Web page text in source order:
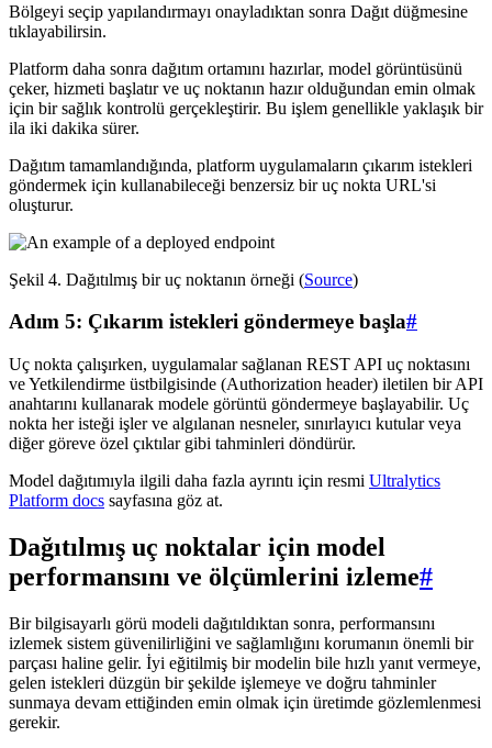
Bölgeyi seçip yapılandırmayı onayladıktan sonra Dağıt düğmesine
tıklayabilirsin.
Platform daha sonra dağıtım ortamını hazırlar, model görüntüsünü
çeker, hizmeti başlatır ve uç noktanın hazır olduğundan emin olmak
için bir sağlık kontrolü gerçekleştirir. Bu işlem genellikle yaklaşık bir
ila iki dakika sürer.
Dağıtım tamamlandığında, platform uygulamaların çıkarım istekleri
göndermek için kullanabileceği benzersiz bir uç nokta URL'si
oluşturur.
Şekil 4. Dağıtılmış bir uç noktanın örneği (Source)
Adım 5: Çıkarım istekleri göndermeye başla#
Uç nokta çalışırken, uygulamalar sağlanan REST API uç noktasını
ve Yetkilendirme üstbilgisinde (Authorization header) iletilen bir API
anahtarını kullanarak modele görüntü göndermeye başlayabilir. Uç
nokta her isteği işler ve algılanan nesneler, sınırlayıcı kutular veya
diğer göreve özel çıktılar gibi tahminleri döndürür.
Model dağıtımıyla ilgili daha fazla ayrıntı için resmi Ultralytics
Platform docs sayfasına göz at.
Dağıtılmış uç noktalar için model
performansını ve ölçümlerini izleme#
Bir bilgisayarlı görü modeli dağıtıldıktan sonra, performansını
izlemek sistem güvenilirliğini ve sağlamlığını korumanın önemli bir
parçası haline gelir. İyi eğitilmiş bir modelin bile hızlı yanıt vermeye,
gelen istekleri düzgün bir şekilde işlemeye ve doğru tahminler
sunmaya devam ettiğinden emin olmak için üretimde gözlemlenmesi
gerekir.